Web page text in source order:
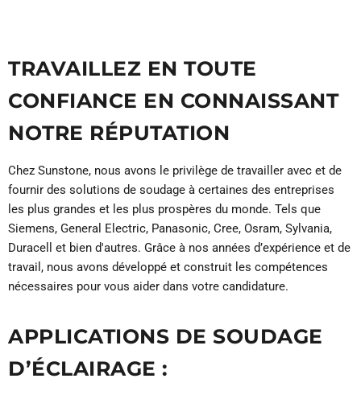
TRAVAILLEZ EN TOUTE
CONFIANCE EN CONNAISSANT
NOTRE RÉPUTATION
Chez Sunstone, nous avons le privilège de travailler avec et de
fournir des solutions de soudage à certaines des entreprises
les plus grandes et les plus prospères du monde. Tels que
Siemens, General Electric, Panasonic, Cree, Osram, Sylvania,
Duracell et bien d'autres. Grâce à nos années d’expérience et de
travail, nous avons développé et construit les compétences
nécessaires pour vous aider dans votre candidature.
APPLICATIONS DE SOUDAGE
D’ÉCLAIRAGE :